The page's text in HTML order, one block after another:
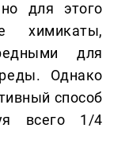
для этого
химикаты,
для
Однако
способ
всего 1/4